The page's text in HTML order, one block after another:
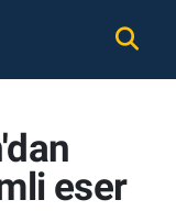
eser